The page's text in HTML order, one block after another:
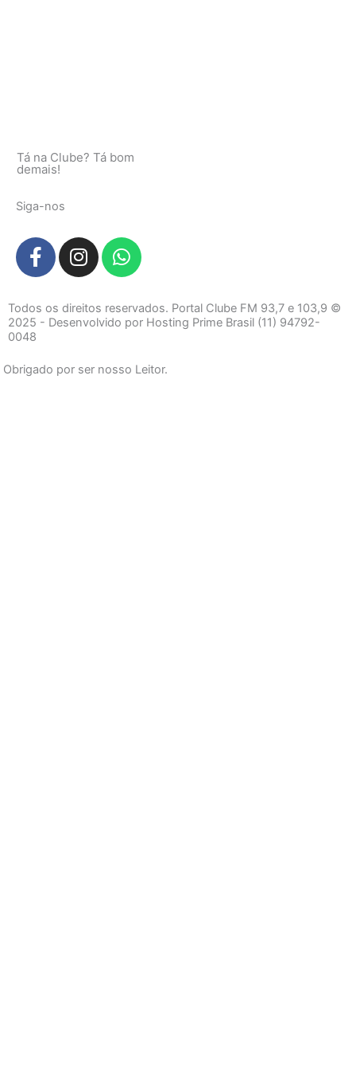
Tá na Clube? Tá bom
demais!
Siga-nos
F
a
e
b
o
o
I
n
t
a
r
W
h
t
s
p
Todos os direitos reservados. Portal Clube FM 93,7 e 103,9 ©
2025 - Desenvolvido por Hosting Prime Brasil (11) 94792-
0048
Obrigado por ser nosso Leitor.